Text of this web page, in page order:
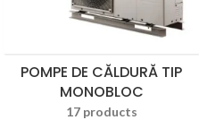
POMPE DE CĂLDURĂ TIP
MONOBLOC
17 products